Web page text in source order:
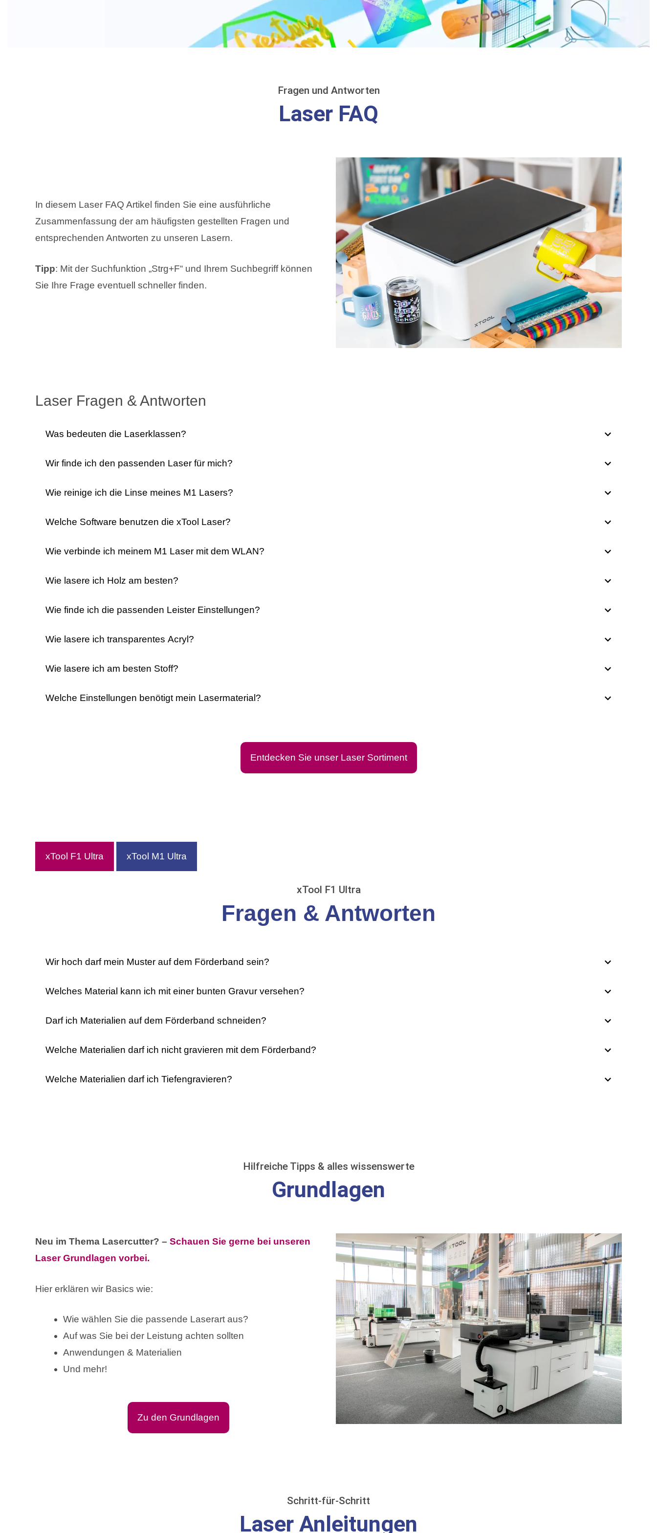
Fragen und Antworten
Laser FAQ
In diesem Laser FAQ Artikel finden Sie eine ausführliche
Zusammenfassung der am häufigsten gestellten Fragen und
entsprechenden Antworten zu unseren Lasern.
Tipp: Mit der Suchfunktion „Strg+F“ und Ihrem Suchbegriff können
Sie Ihre Frage eventuell schneller finden.
Laser Fragen & Antworten
Was bedeuten die Laserklassen?
Wir finde ich den passenden Laser für mich?
Wie reinige ich die Linse meines M1 Lasers?
Welche Software benutzen die xTool Laser?
Wie verbinde ich meinem M1 Laser mit dem WLAN?
Wie lasere ich Holz am besten?
Wie finde ich die passenden Leister Einstellungen?
Wie lasere ich transparentes Acryl?
Wie lasere ich am besten Stoff?
Welche Einstellungen benötigt mein Lasermaterial?
Entdecken Sie unser Laser Sortiment
xTool F1 Ultra xTool M1 Ultra
xTool F1 Ultra
Fragen & Antworten
Wir hoch darf mein Muster auf dem Förderband sein?
Welches Material kann ich mit einer bunten Gravur versehen?
Darf ich Materialien auf dem Förderband schneiden?
Welche Materialien darf ich nicht gravieren mit dem Förderband?
Welche Materialien darf ich Tiefengravieren?
Hilfreiche Tipps & alles wissenswerte
Grundlagen
Neu im Thema Lasercutter? – Schauen Sie gerne bei unseren
Laser Grundlagen vorbei.
Hier erklären wir Basics wie:
Wie wählen Sie die passende Laserart aus?
Auf was Sie bei der Leistung achten sollten
Anwendungen & Materialien
Und mehr!
Zu den Grundlagen
Schritt-für-Schritt
Laser Anleitungen